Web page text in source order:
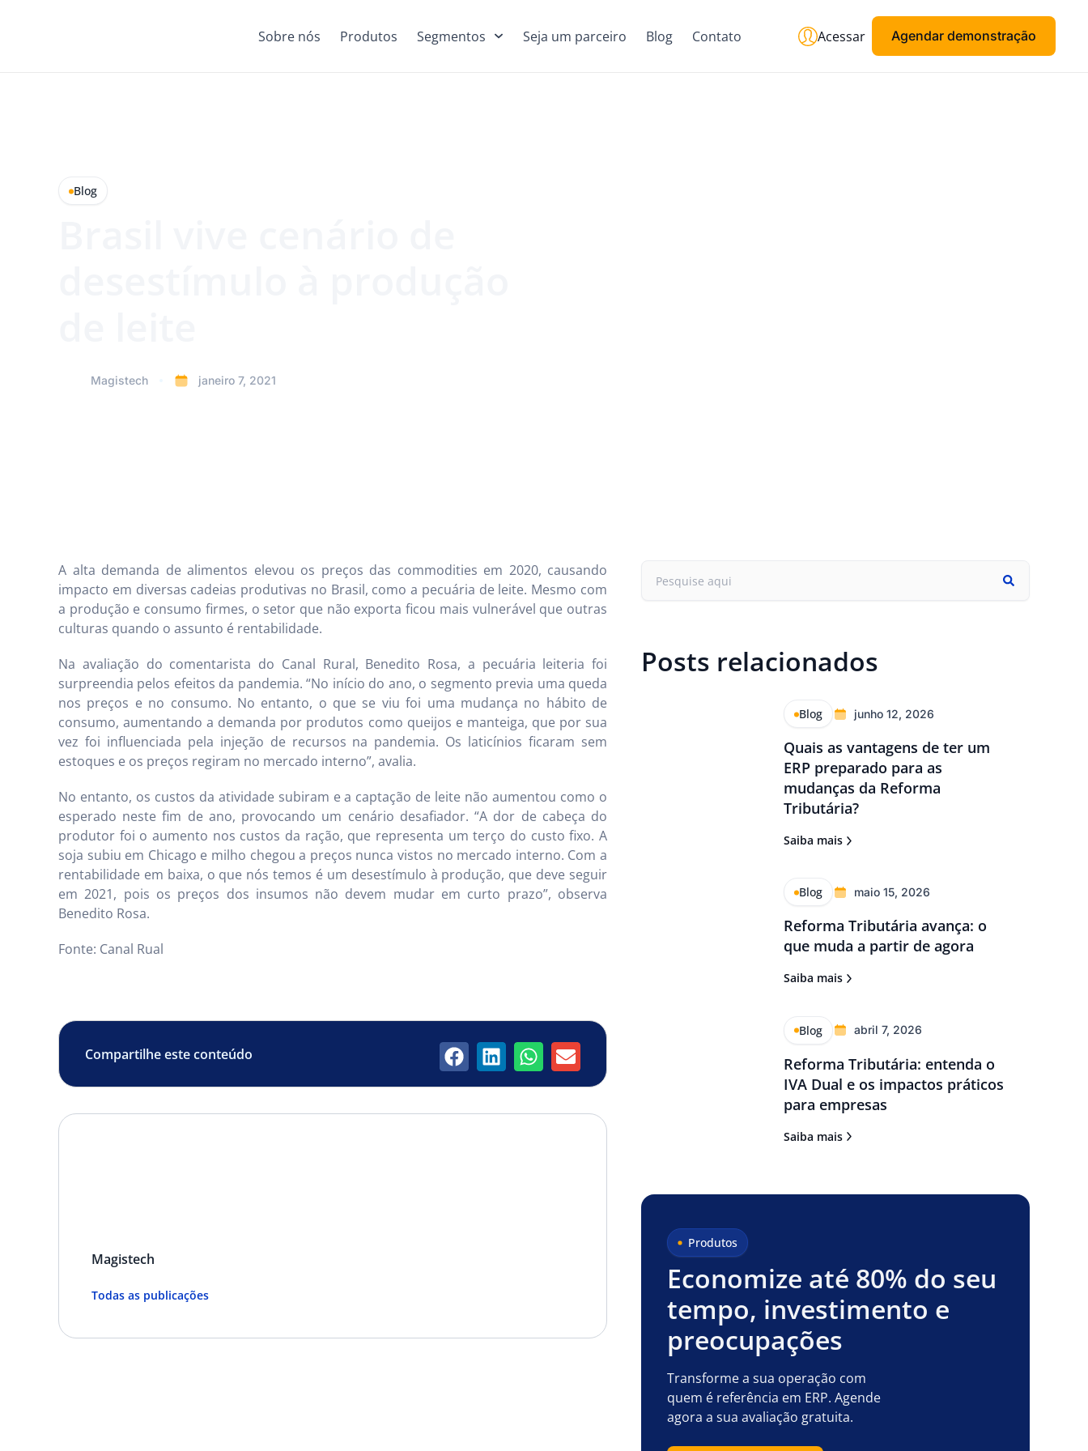
Sobre nós Produtos Segmentos Seja um parceiro Blog Contato Agendar demonstração
Acessar
Blog
Magistech janeiro 7, 2021
A alta demanda de alimentos elevou os preços das commodities em 2020, causando
impacto em diversas cadeias produtivas no Brasil, como a pecuária de leite. Mesmo com
a produção e consumo firmes, o setor que não exporta ficou mais vulnerável que outras
culturas quando o assunto é rentabilidade.
Na avaliação do comentarista do Canal Rural, Benedito Rosa, a pecuária leiteria foi
surpreendia pelos efeitos da pandemia. “No início do ano, o segmento previa uma queda
nos preços e no consumo. No entanto, o que se viu foi uma mudança no hábito de
consumo, aumentando a demanda por produtos como queijos e manteiga, que por sua
vez foi influenciada pela injeção de recursos na pandemia. Os laticínios ficaram sem
estoques e os preços regiram no mercado interno”, avalia.
No entanto, os custos da atividade subiram e a captação de leite não aumentou como o
esperado neste fim de ano, provocando um cenário desafiador. “A dor de cabeça do
produtor foi o aumento nos custos da ração, que representa um terço do custo fixo. A
soja subiu em Chicago e milho chegou a preços nunca vistos no mercado interno. Com a
rentabilidade em baixa, o que nós temos é um desestímulo à produção, que deve seguir
em 2021, pois os preços dos insumos não devem mudar em curto prazo”, observa
Benedito Rosa.
Fonte: Canal Rual
Compartilhe este conteúdo
Magistech
Todas as publicações
Posts relacionados
Blog junho 12, 2026
Quais as vantagens de ter um
ERP preparado para as
mudanças da Reforma
Tributária?
Saiba mais
Blog maio 15, 2026
Reforma Tributária avança: o
que muda a partir de agora
Saiba mais
Blog abril 7, 2026
Reforma Tributária: entenda o
IVA Dual e os impactos práticos
para empresas
Saiba mais
Produtos
Economize até 80% do seu
tempo, investimento e
preocupações
Transforme a sua operação com
quem é referência em ERP. Agende
agora a sua avaliação gratuita.